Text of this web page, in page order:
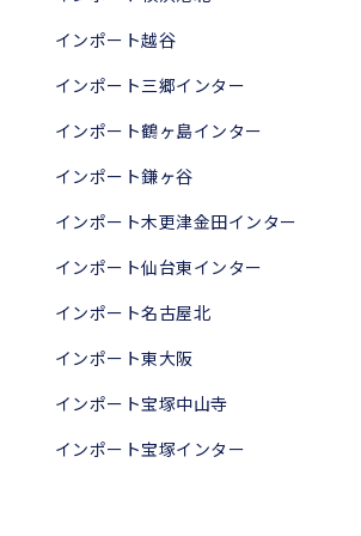
インポート越谷
インポート三郷インター
インポート鶴ヶ島インター
インポート鎌ヶ谷
インポート木更津金田インター
インポート仙台東インター
インポート名古屋北
インポート東大阪
インポート宝塚中山寺
インポート宝塚インター